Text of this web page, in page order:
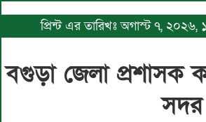
প্রিন্ট এর তারিখঃ অগাস্ট ৭,
বগুড়া জেলা প্রশাসক